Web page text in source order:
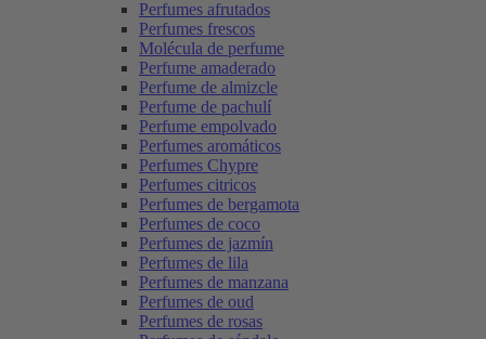
Perfumes afrutados
Perfumes frescos
Molécula de perfume
Perfume amaderado
Perfume de almizcle
Perfume de pachulí
Perfume empolvado
Perfumes aromáticos
Perfumes Chypre
Perfumes citricos
Perfumes de bergamota
Perfumes de coco
Perfumes de jazmín
Perfumes de lila
Perfumes de manzana
Perfumes de oud
Perfumes de rosas